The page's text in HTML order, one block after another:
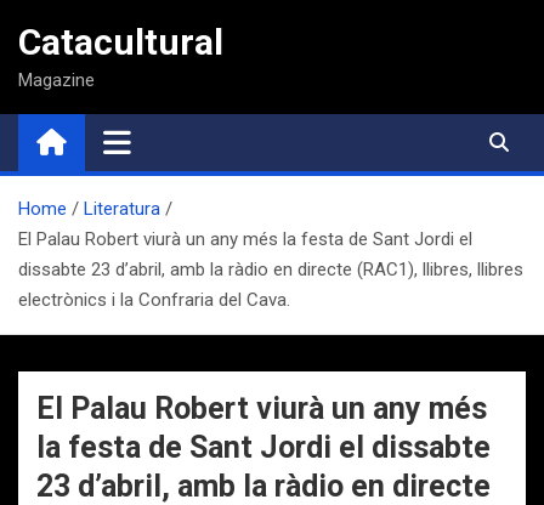
contenido
Catacultural
Magazine
Home
Literatura
El Palau Robert viurà un any més la festa de Sant Jordi el
dissabte 23 d’abril, amb la ràdio en directe (RAC1), llibres, llibres
electrònics i la Confraria del Cava.
El Palau Robert viurà un any més
la festa de Sant Jordi el dissabte
23 d’abril, amb la ràdio en directe